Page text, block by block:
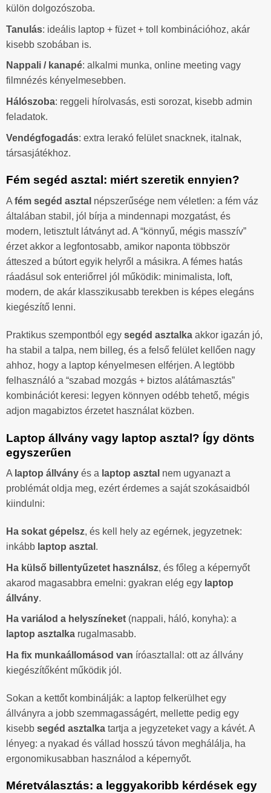
külön dolgozószoba.
Tanulás: ideális laptop + füzet + toll kombinációhoz, akár
kisebb szobában is.
Nappali / kanapé: alkalmi munka, online meeting vagy
filmnézés kényelmesebben.
Hálószoba: reggeli hírolvasás, esti sorozat, kisebb admin
feladatok.
Vendégfogadás: extra lerakó felület snacknek, italnak,
társasjátékhoz.
Fém segéd asztal: miért szeretik ennyien?
A fém segéd asztal népszerűsége nem véletlen: a fém váz
általában stabil, jól bírja a mindennapi mozgatást, és
modern, letisztult látványt ad. A “könnyű, mégis masszív”
érzet akkor a legfontosabb, amikor naponta többször
átteszed a bútort egyik helyről a másikra. A fémes hatás
ráadásul sok enteriőrrel jól működik: minimalista, loft,
modern, de akár klasszikusabb terekben is képes elegáns
kiegészítő lenni.
Praktikus szempontból egy segéd asztalka akkor igazán jó,
ha stabil a talpa, nem billeg, és a felső felület kellően nagy
ahhoz, hogy a laptop kényelmesen elférjen. A legtöbb
felhasználó a “szabad mozgás + biztos alátámasztás”
kombinációt keresi: legyen könnyen odébb tehető, mégis
adjon magabiztos érzetet használat közben.
Laptop állvány vagy laptop asztal? Így dönts
egyszerűen
A laptop állvány és a laptop asztal nem ugyanazt a
problémát oldja meg, ezért érdemes a saját szokásaidból
kiindulni:
Ha sokat gépelsz, és kell hely az egérnek, jegyzetnek:
inkább laptop asztal .
Ha külső billentyűzetet használsz, és főleg a képernyőt
akarod magasabbra emelni: gyakran elég egy laptop
állvány.
Ha variálod a helyszíneket (nappali, háló, konyha): a
laptop asztalka rugalmasabb.
Ha fix munkaállomásod van íróasztallal: ott az állvány
kiegészítőként működik jól.
Sokan a kettőt kombinálják: a laptop felkerülhet egy
állványra a jobb szemmagasságért, mellette pedig egy
kisebb segéd asztalka tartja a jegyzeteket vagy a kávét. A
lényeg: a nyakad és vállad hosszú távon meghálálja, ha
ergonomikusabban használod a képernyőt.
Méretválasztás: a leggyakoribb kérdések egy